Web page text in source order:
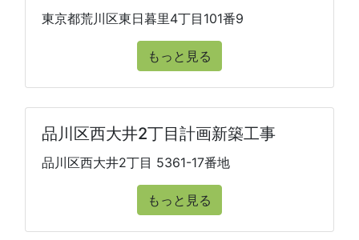
東京都荒川区東日暮里4丁目101番9
もっと見る
品川区西大井2丁目計画新築工事
品川区西大井2丁目 5361-17番地
もっと見る